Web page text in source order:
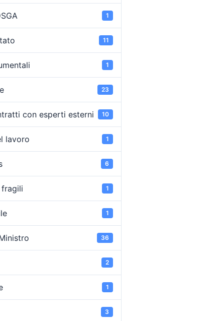
1
11
1
23
con esperti esterni 10
lavoro 1
6
1
1
36
2
1
3